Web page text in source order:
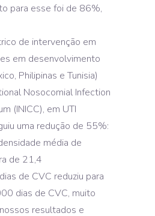
para esse foi de 86%,
de intervenção em
em desenvolvimento
Philipinas e Tunisia)
Nosocomial Infection
(INICC), em UTI
uma redução de 55%:
média de
de 21,4
de CVC reduziu para
dias de CVC, muito
resultados e